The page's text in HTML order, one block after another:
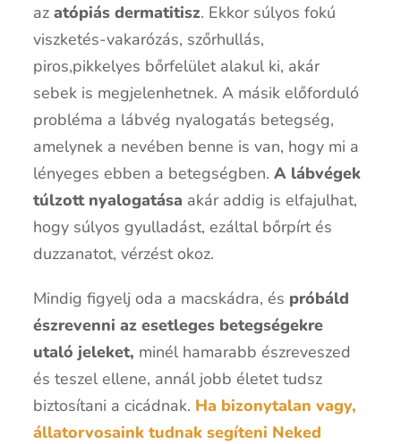
azatópiás dermatitisz. Ekkor súlyos fokú
viszketés-vakarózás, szőrhullás,
piros,pikkelyes bőrfelület alakul ki, akár
sebek is megjelenhetnek. A másik előforduló
probléma a lábvég nyalogatás betegség,
amelynek a nevében benne is van, hogy mi a
lényeges ebben a betegségben.A lábvégek
túlzott nyalogatása akár addig is elfajulhat,
hogy súlyos gyulladást, ezáltal bőrpírt és
duzzanatot, vérzést okoz.
Mindig figyelj oda a macskádra, és próbáld
észrevenni az esetleges betegségekre
utaló jeleket, minél hamarabb észreveszed
és teszel ellene, annál jobb életet tudsz
biztosítani a cicádnak. Ha bizonytalan vagy,
állatorvosaink tudnak segíteni Neked